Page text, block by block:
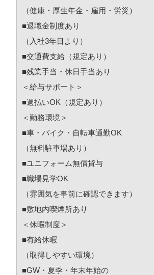
（健康・厚生年金・雇用・労災）
■退職金制度あり
（入社3年目より）
■交通費支給（規定あり）
■残業手当・休日手当あり
＜給与サポート＞
■週払いOK（規定あり）
＜勤務環境＞
■車・バイク・自転車通勤OK
（無料駐車場あり）
■ユニフォーム無償貸与
■職場見学OK
（雰囲気を事前に確認できます）
■敷地内喫煙所あり
＜休暇制度＞
■有給休暇
（取得しやすい環境）
■GW・夏季・年末年始の